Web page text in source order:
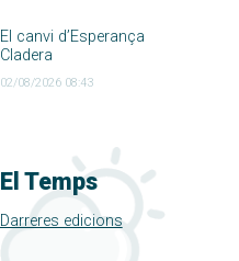
El canvi d’Esperança
Cladera
02/08/2026 08:43
El Temps
Darreres edicions